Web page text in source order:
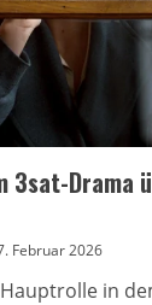
3sat-Drama
Februar 2026
in